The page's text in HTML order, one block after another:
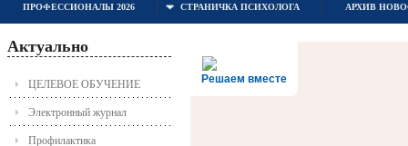
ПРОФЕССИОНАЛЫ 2026 СТРАНИЧКА ПСИХОЛОГА АРХИВ
Актуально
ЦЕЛЕВОЕ ОБУЧЕНИЕ
Электронный журнал
Профилактика
Решаем вместе